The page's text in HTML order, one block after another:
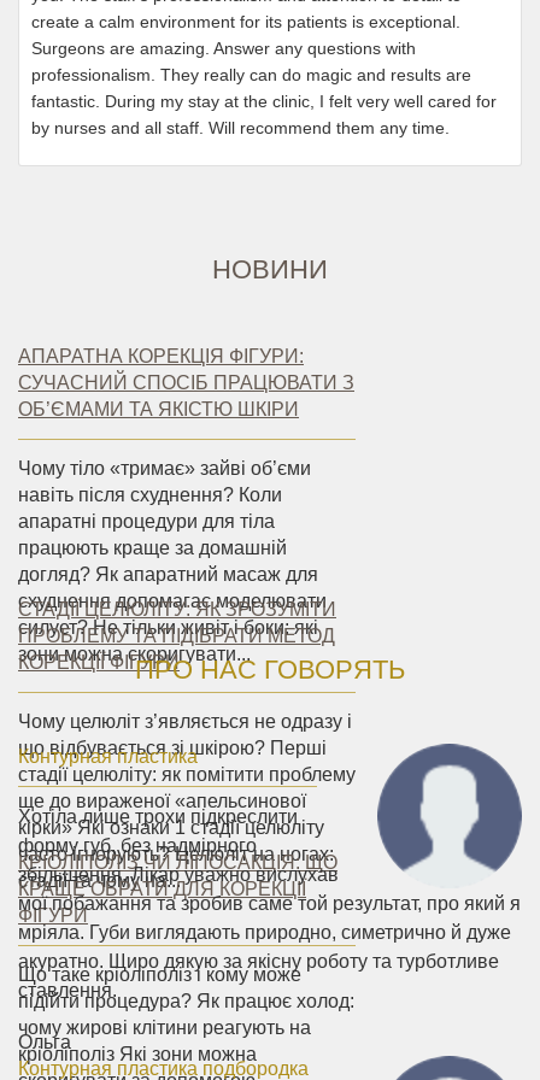
create a calm environment for its patients is exceptional.
Surgeons are amazing. Answer any questions with
professionalism. They really can do magic and results are
fantastic. During my stay at the clinic, I felt very well cared for
by nurses and all staff. Will recommend them any time.
НОВИНИ
АПАРАТНА КОРЕКЦІЯ ФІГУРИ:
СУЧАСНИЙ СПОСІБ ПРАЦЮВАТИ З
ОБ’ЄМАМИ ТА ЯКІСТЮ ШКІРИ
Чому тіло «тримає» зайві об’єми
навіть після схуднення? Коли
апаратні процедури для тіла
працюють краще за домашній
догляд? Як апаратний масаж для
схуднення допомагає моделювати
силует? Не тільки живіт і боки: які
зони можна скоригувати...
СТАДІЇ ЦЕЛЮЛІТУ: ЯК ЗРОЗУМІТИ
ПРОБЛЕМУ ТА ПІДІБРАТИ МЕТОД
КОРЕКЦІЇ ФІГУРИ
Чому целюліт з’являється не одразу і
що відбувається зі шкірою? Перші
стадії целюліту: як помітити проблему
ще до вираженої «апельсинової
кірки» Які ознаки 1 стадії целюліту
часто ігнорують? Целюліт на ногах:
стадії та чому на...
КРІОЛІПОЛІЗ ЧИ ЛІПОСАКЦІЯ: ЩО
КРАЩЕ ОБРАТИ ДЛЯ КОРЕКЦІЇ
ФІГУРИ
Що таке кріоліполіз і кому може
підійти процедура? Як працює холод:
чому жирові клітини реагують на
кріоліполіз Які зони можна
ПРО НАС ГОВОРЯТЬ
Контурная пластика
Хотіла лише трохи підкреслити
форму губ, без надмірного
збільшення. Лікар уважно вислухав
мої побажання та зробив саме той результат, про який я
мріяла. Губи виглядають природно, симетрично й дуже
акуратно. Щиро дякую за якісну роботу та турботливе
ставлення.
Ольга
Контурная пластика подбородка